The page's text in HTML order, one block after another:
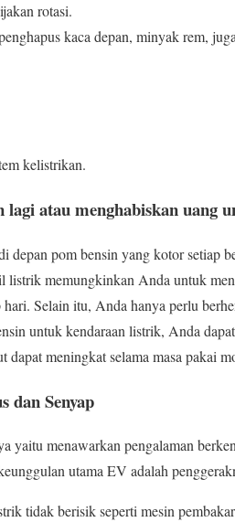
rotasi.
kaca depan, minyak rem,
kelistrikan.
atau menghabiskan uang
pom bensin yang kotor setiap
memungkinkan Anda untuk
Selain itu, Anda hanya perlu
untuk kendaraan listrik, Anda
dapat meningkat selama masa pakai
dan Senyap
menawarkan pengalaman
utama EV adalah
tidak berisik seperti mesin